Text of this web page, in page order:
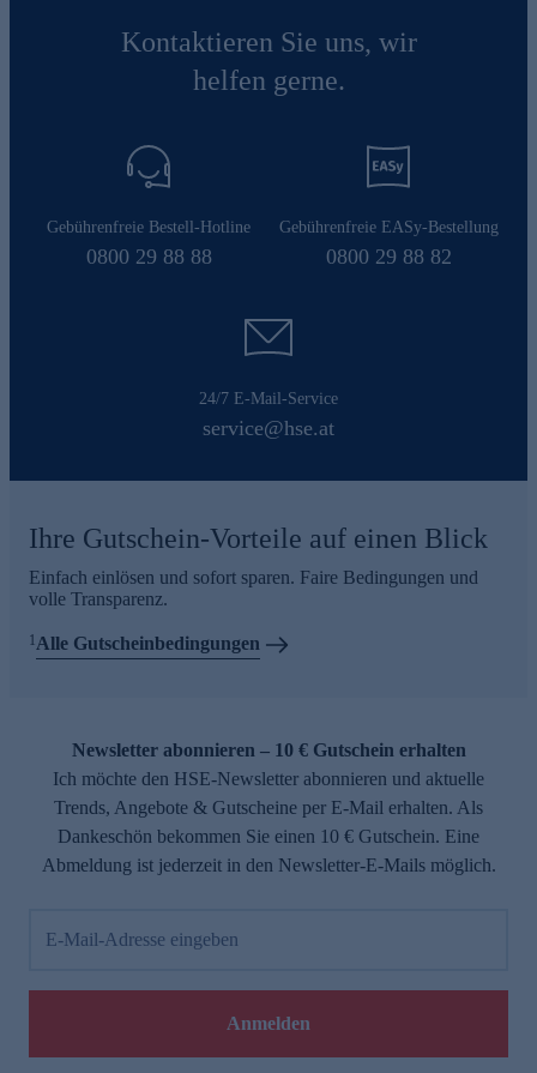
Kontaktieren Sie uns, wir
helfen gerne.
Gebührenfreie Bestell-Hotline
0800 29 88 88
Gebührenfreie EASy-Bestellung
0800 29 88 82
24/7 E-Mail-Service
service@hse.at
Ihre Gutschein-Vorteile auf einen Blick
Einfach einlösen und sofort sparen. Faire Bedingungen und
volle Transparenz.
1 Alle Gutscheinbedingungen
Newsletter abonnieren – 10 € Gutschein erhalten
Ich möchte den HSE-Newsletter abonnieren und aktuelle
Trends, Angebote & Gutscheine per E-Mail erhalten. Als
Dankeschön bekommen Sie einen 10 € Gutschein. Eine
Abmeldung ist jederzeit in den Newsletter-E-Mails möglich.
E-Mail-Adresse eingeben
Anmelden